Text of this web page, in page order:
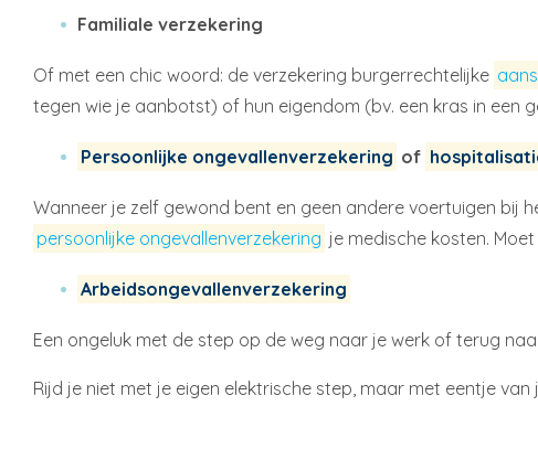
Familiale verzekering
Of met een chic woord: de verzekering burgerrechtelijke
tegen wie je aanbotst) of hun eigendom (bv. een kras in een
Persoonlijke ongevallenverzekering of
Wanneer je zelf gewond bent en geen andere voertuigen
persoonlijke ongevallenverzekering je medische kosten.
Arbeidsongevallenverzekering
Een ongeluk met de step op de weg naar je werk of terug
Rijd je niet met je eigen elektrische step, maar met eentje